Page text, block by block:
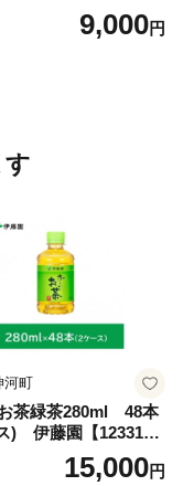
ド珈琲飲み比べセッ
9,000円
す
河町
茶緑茶280ml 48本
) 伊藤園【123317
15,000円